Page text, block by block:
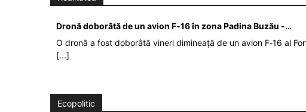
Dronă doborâtă de un avion F‑16 în zona Padina Buzău -…
O dronă a fost doborâtă vineri dimineață de un avion F‑16 al
[...]
Ecopolitic